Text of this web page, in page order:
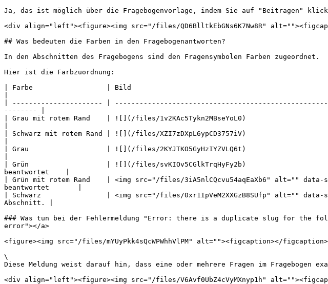
Ja, das ist möglich über die Fragebogenvorlage, indem Sie auf "Beitragen"
<div align="left"><figure><img src="/files/QD6BlltkEbGNs6K7Nw8R"
## Was bedeuten die Farben in den Fragebogenantworten?
In den Abschnitten des Fragebogens sind den Fragensymbolen Farben zugeordnet.
Hier ist die Farbzuordnung:
| Farbe                  | Bild
| ---------------------- |
-------- |
| Grau mit rotem Rand    | ![](/files/1v2KAc5Tykn2MBseYoL0)
| Schwarz mit rotem Rand | ![](/files/XZI7zDXpL6ypCD3757iV)
| Grau                   | ![](/files/2KYJTKO5GyHzIYZVLQ6t)
| Grün                   | ![](/files/svKIOv5CGlkTrqHyFy2b)
beantwortet    |
| Grün mit rotem Rand    | <img src="/files/3iA5nlCQcvu54aqEaXb6" alt=""
beantwortet       |
| Schwarz                | <img src="/files/0xr1IpVeM2XXGzB8SUfp" alt="" data-
Abschnitt. |
### Was tun bei der Fehlermeldung "Error: there is a duplicate slug for the
error"></a>
<figure><img src="/files/mYUyPkk4sQcWPWhhVlPM" alt=""><figcaption></
\
Diese Meldung weist darauf hin, dass eine oder mehrere Fragen im Fragebogen
<div align="left"><figure><img src="/files/V6Avf0UbZ4cVyMXnyp1h"